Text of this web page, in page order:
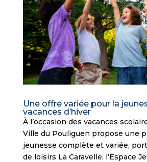
Une offre variée pour la
vacances d’hiver
À l’occasion des vacances
Ville du Pouliguen propose une
jeunesse complète et variée,
de loisirs La Caravelle, l’Espace